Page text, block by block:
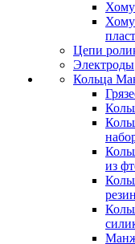
Цепи
Электроды
Кольца
из